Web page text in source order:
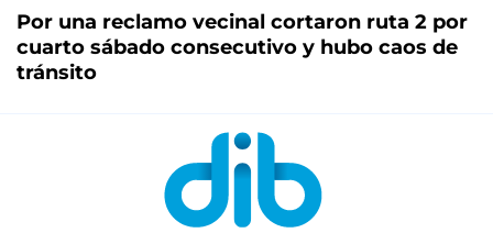
Por una reclamo vecinal cortaron ruta 2 por
cuarto sábado consecutivo y hubo caos de
tránsito